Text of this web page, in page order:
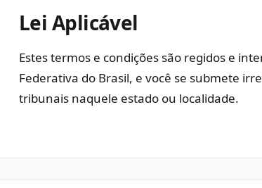
Lei Aplicável
Estes termos e condições são regidos e
Federativa do Brasil, e você se submete
tribunais naquele estado ou localidade.